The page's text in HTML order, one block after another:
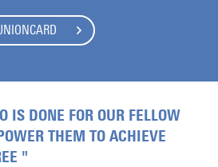
IS DONE FOR OUR FELLOW
THEM TO ACHIEVE
"